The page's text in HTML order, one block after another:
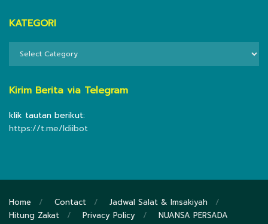
KATEGORI
KATEGORI
Kirim Berita via Telegram
klik tautan berikut:
https://t.me/ldiibot
Home Contact
Jadwal Salat & Imsakiyah
Hitung Zakat
Privacy Policy NUANSA PERSADA